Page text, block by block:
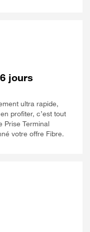
jours
ultra rapide,
profiter, c’est tout
Prise Terminal
votre offre Fibre.